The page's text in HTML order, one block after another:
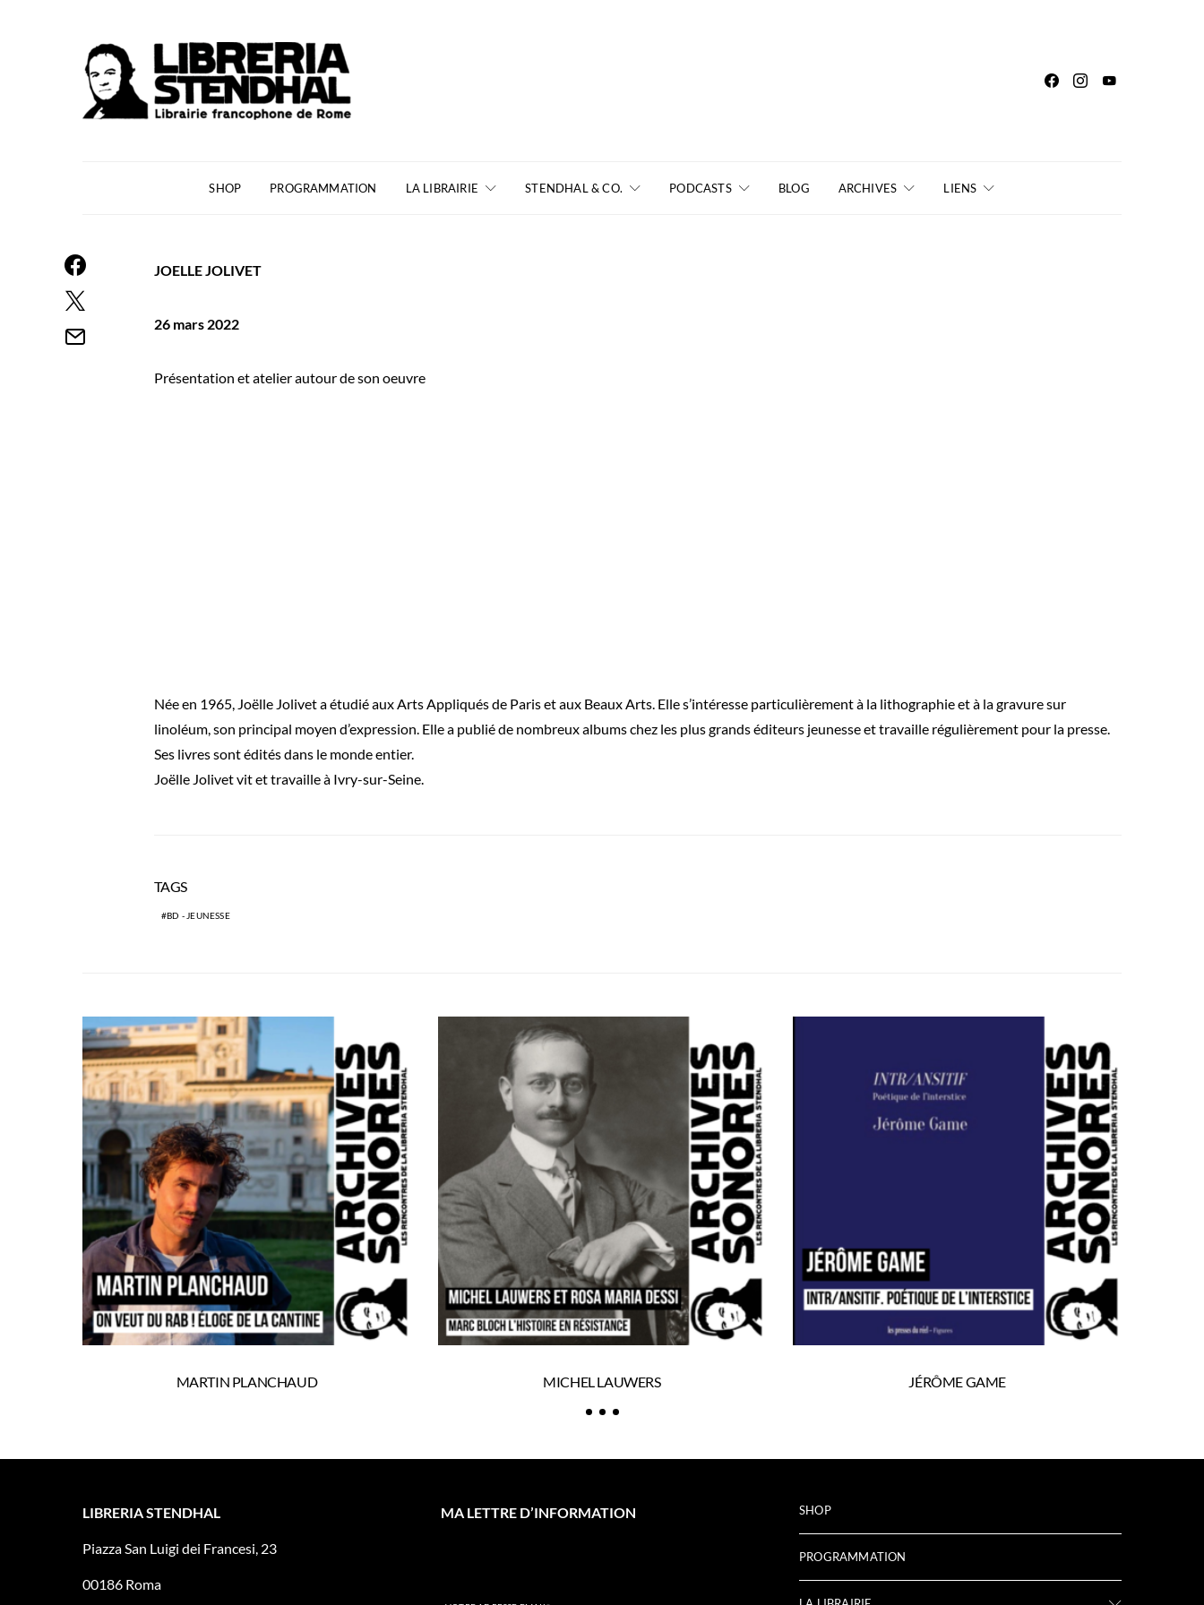
SHOP PROGRAMMATION LA LIBRAIRIE STENDHAL & CO. PODCASTS BLOG ARCHIVES LIENS
JOELLE JOLIVET
26 mars 2022
Présentation et atelier autour de son oeuvre
Née en 1965, Joëlle Jolivet a étudié aux Arts Appliqués de Paris et aux Beaux Arts. Elle s’intéresse particulièrement à la lithographie et à la gravure sur
linoléum, son principal moyen d’expression. Elle a publié de nombreux albums chez les plus grands éditeurs jeunesse et travaille régulièrement pour la presse.
Ses livres sont édités dans le monde entier.
Joëlle Jolivet vit et travaille à Ivry-sur-Seine.
TAGS
BD - JEUNESSE
MARTIN PLANCHAUD MICHEL LAUWERS JÉRÔME GAME
LIBRERIA STENDHAL
Piazza San Luigi dei Francesi, 23
00186 Roma
MA LETTRE D’INFORMATION SHOP
PROGRAMMATION